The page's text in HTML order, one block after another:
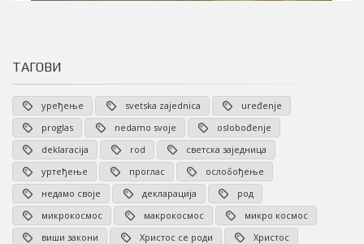
ТАГОВИ
уређење svetska zajednica
uređenje
proglas
nedamo svoje
oslobođenje
deklaracija
rod
светска заједница
уртеђење
проглас
ослобођење
недамо своје
декларација
род
микрокосмос
макрокосмос
микро космос
виши закони
Христос се роди
Христос